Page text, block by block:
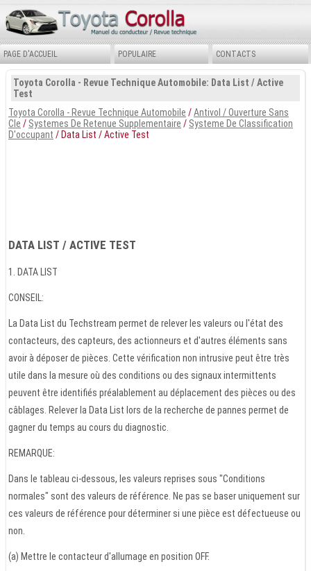
PAGE D'ACCUEIL POPULAIRE CONTACTS
Toyota Corolla - Revue Technique Automobile: Data List / Active
Test
Toyota Corolla - Revue Technique Automobile /Antivol / Ouverture Sans
Cle / Systemes De Retenue Supplementaire / Systeme De Classification
D'occupant / Data List / Active Test
DATA LIST / ACTIVE TEST
1. DATA LIST
CONSEIL:
La Data List du Techstream permet de relever les valeurs ou l'état des
contacteurs, des capteurs, des actionneurs et d'autres éléments sans
avoir à déposer de pièces. Cette vérification non intrusive peut être très
utile dans la mesure où des conditions ou des signaux intermittents
peuvent être identifiés préalablement au déplacement des pièces ou des
câblages. Relever la Data List lors de la recherche de pannes permet de
gagner du temps au cours du diagnostic.
REMARQUE:
Dans le tableau ci-dessous, les valeurs reprises sous "Conditions
normales" sont des valeurs de référence. Ne pas se baser uniquement sur
ces valeurs de référence pour déterminer si une pièce est défectueuse ou
non.
(a) Mettre le contacteur d'allumage en position OFF.